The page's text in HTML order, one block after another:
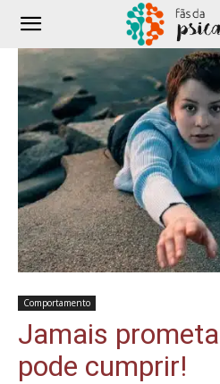
Comportamento
Jamais
pode cumprir!